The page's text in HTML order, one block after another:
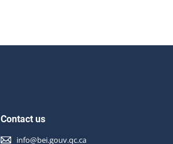
Contact us
info@bei.gouv.qc.ca